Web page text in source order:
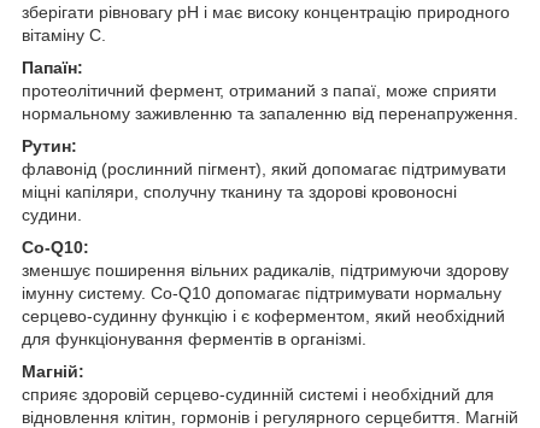
зберігати рівновагу pH і має високу концентрацію природного
вітаміну С.
Папаїн:
протеолітичний фермент, отриманий з папаї, може сприяти
нормальному заживленню та запаленню від перенапруження.
Рутин:
флавонід (рослинний пігмент), який допомагає підтримувати
міцні капіляри, сполучну тканину та здорові кровоносні
судини.
Co-Q10:
зменшує поширення вільних радикалів, підтримуючи здорову
імунну систему. Co-Q10 допомагає підтримувати нормальну
серцево-судинну функцію і є коферментом, який необхідний
для функціонування ферментів в організмі.
Магній:
сприяє здоровій серцево-судинній системі і необхідний для
відновлення клітин, гормонів і регулярного серцебиття. Магній